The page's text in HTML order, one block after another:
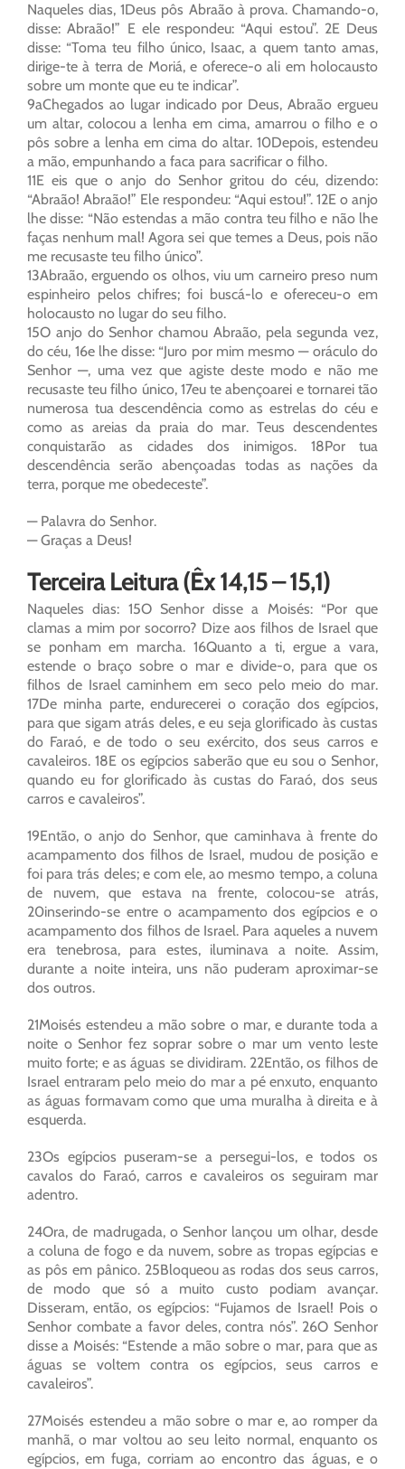
Naqueles dias, 1Deus pôs Abraão à prova. Chamando-o,
disse: Abraão!” E ele respondeu: “Aqui estou”. 2E Deus
disse: “Toma teu filho único, Isaac, a quem tanto amas,
dirige-te à terra de Moriá, e oferece-o ali em holocausto
sobre um monte que eu te indicar”.
9aChegados ao lugar indicado por Deus, Abraão ergueu
um altar, colocou a lenha em cima, amarrou o filho e o
pôs sobre a lenha em cima do altar. 10Depois, estendeu
a mão, empunhando a faca para sacrificar o filho.
11E eis que o anjo do Senhor gritou do céu, dizendo:
“Abraão! Abraão!” Ele respondeu: “Aqui estou!”. 12E o anjo
lhe disse: “Não estendas a mão contra teu filho e não lhe
faças nenhum mal! Agora sei que temes a Deus, pois não
me recusaste teu filho único”.
13Abraão, erguendo os olhos, viu um carneiro preso num
espinheiro pelos chifres; foi buscá-lo e ofereceu-o em
holocausto no lugar do seu filho.
15O anjo do Senhor chamou Abraão, pela segunda vez,
do céu, 16e lhe disse: “Juro por mim mesmo — oráculo do
Senhor —, uma vez que agiste deste modo e não me
recusaste teu filho único, 17eu te abençoarei e tornarei tão
numerosa tua descendência como as estrelas do céu e
como as areias da praia do mar. Teus descendentes
conquistarão as cidades dos inimigos. 18Por tua
descendência serão abençoadas todas as nações da
terra, porque me obedeceste”.
— Palavra do Senhor.
— Graças a Deus!
Terceira Leitura (Êx 14,15 – 15,1)
Naqueles dias: 15O Senhor disse a Moisés: “Por que
clamas a mim por socorro? Dize aos filhos de Israel que
se ponham em marcha. 16Quanto a ti, ergue a vara,
estende o braço sobre o mar e divide-o, para que os
filhos de Israel caminhem em seco pelo meio do mar.
17De minha parte, endurecerei o coração dos egípcios,
para que sigam atrás deles, e eu seja glorificado às custas
do Faraó, e de todo o seu exército, dos seus carros e
cavaleiros. 18E os egípcios saberão que eu sou o Senhor,
quando eu for glorificado às custas do Faraó, dos seus
carros e cavaleiros”.
19Então, o anjo do Senhor, que caminhava à frente do
acampamento dos filhos de Israel, mudou de posição e
foi para trás deles; e com ele, ao mesmo tempo, a coluna
de nuvem, que estava na frente, colocou-se atrás,
20inserindo-se entre o acampamento dos egípcios e o
acampamento dos filhos de Israel. Para aqueles a nuvem
era tenebrosa, para estes, iluminava a noite. Assim,
durante a noite inteira, uns não puderam aproximar-se
dos outros.
21Moisés estendeu a mão sobre o mar, e durante toda a
noite o Senhor fez soprar sobre o mar um vento leste
muito forte; e as águas se dividiram. 22Então, os filhos de
Israel entraram pelo meio do mar a pé enxuto, enquanto
as águas formavam como que uma muralha à direita e à
esquerda.
23Os egípcios puseram-se a persegui-los, e todos os
cavalos do Faraó, carros e cavaleiros os seguiram mar
adentro.
24Ora, de madrugada, o Senhor lançou um olhar, desde
a coluna de fogo e da nuvem, sobre as tropas egípcias e
as pôs em pânico. 25Bloqueou as rodas dos seus carros,
de modo que só a muito custo podiam avançar.
Disseram, então, os egípcios: “Fujamos de Israel! Pois o
Senhor combate a favor deles, contra nós”. 26O Senhor
disse a Moisés: “Estende a mão sobre o mar, para que as
águas se voltem contra os egípcios, seus carros e
cavaleiros”.
27Moisés estendeu a mão sobre o mar e, ao romper da
manhã, o mar voltou ao seu leito normal, enquanto os
egípcios, em fuga, corriam ao encontro das águas, e o